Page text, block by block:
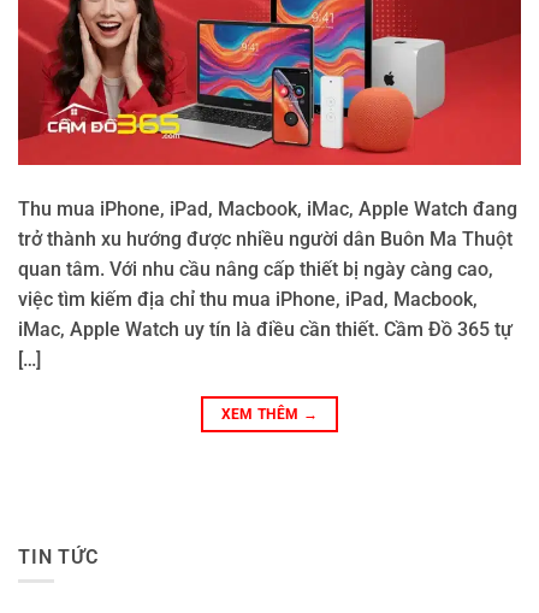
Thu mua iPhone, iPad, Macbook, iMac, Apple Watch đang
trở thành xu hướng được nhiều người dân Buôn Ma Thuột
quan tâm. Với nhu cầu nâng cấp thiết bị ngày càng cao,
việc tìm kiếm địa chỉ thu mua iPhone, iPad, Macbook,
iMac, Apple Watch uy tín là điều cần thiết. Cầm Đồ 365 tự
[…]
XEM THÊM →
TIN TỨC